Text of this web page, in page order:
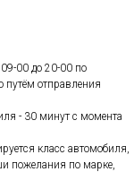
00 до 20-00 по
путём отправления
- 30 минут с момента
класс автомобиля,
пожелания по марке,